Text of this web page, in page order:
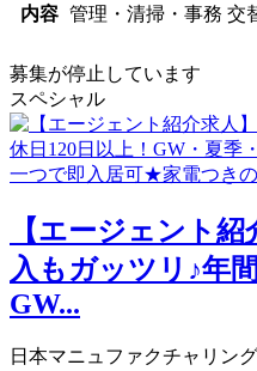
内容 管理・清掃・事務 交
募集が停止しています
スペシャル
【エージェント
入もガッツリ♪年
GW...
日本マニュファクチャリン